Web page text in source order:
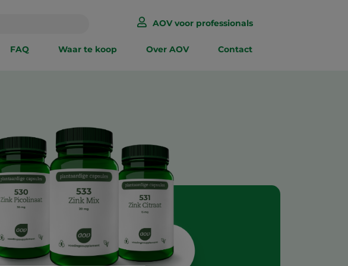
AOV voor professionals
FAQ Waar te koop Over AOV Contact